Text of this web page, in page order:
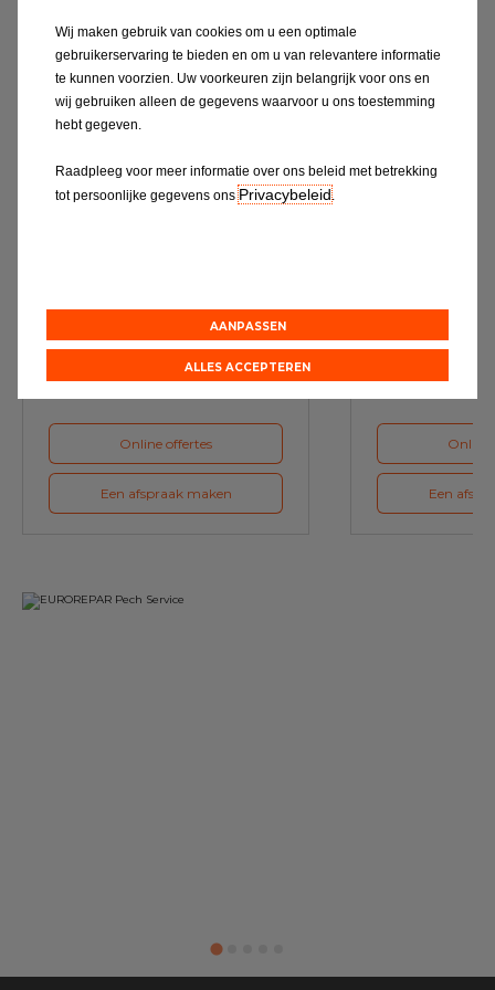
Ontdek alles
Maak bij ons een afspraak voor
het volgende onderhoud van uw
Online offertes
Een afspraak maken
ons een
Online
Een
Wij maken gebruik van cookies om u een optimale
gebruikerservaring te bieden en om u van relevantere informatie
te kunnen voorzien. Uw voorkeuren zijn belangrijk voor ons en
wij gebruiken alleen de gegevens waarvoor u ons toestemming
hebt gegeven.
Raadpleeg voor meer informatie over ons beleid met betrekking
tot persoonlijke gegevens onsPrivacybeleid.
AANPASSEN
ALLES ACCEPTEREN